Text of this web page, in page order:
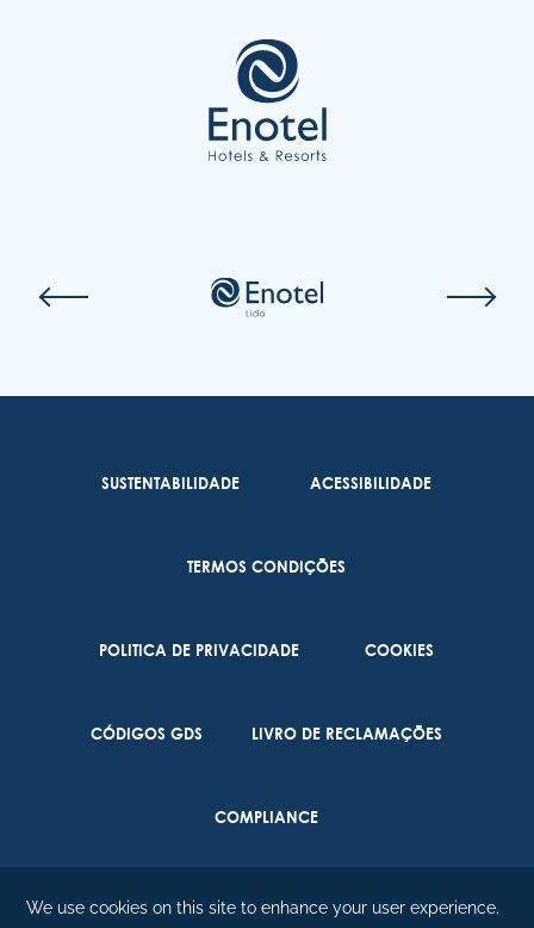
SUSTENTABILIDADE ACESSIBILIDADE
TERMOS CONDIÇÕES
POLITICA DE PRIVACIDADE COOKIES
CÓDIGOS GDS LIVRO DE RECLAMAÇÕES
COMPLIANCE